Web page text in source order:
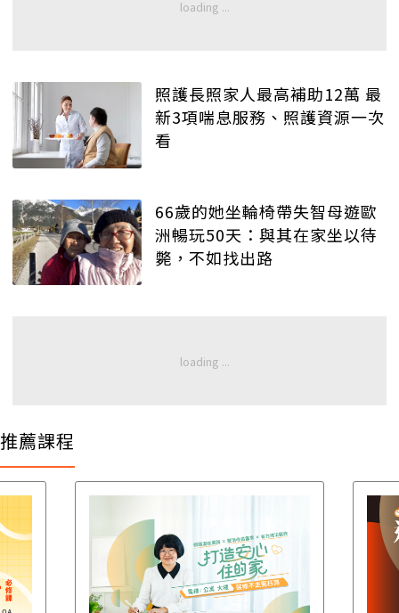
照護長照家人最高補助12萬 最
新3項喘息服務、照護資源一次
看
66歲的她坐輪椅帶失智母遊歐
洲暢玩50天：與其在家坐以待
斃，不如找出路
推薦課程